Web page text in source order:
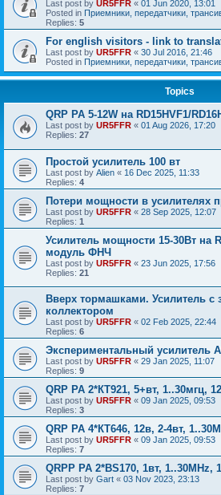
Last post by UR5FFR « 01 Jun 2020, 13:01
Posted in Приемники, передатчики,
Replies: 5
For english visitors - link to
Last post by UR5FFR « 30 Jul 2016, 21:46
Posted in Приемники, передатчики,
Topics
QRP PA 5-12W на RD15HVF1/
Last post by UR5FFR « 01 Aug 2026, 17:20
Replies: 27
Простой усилитель 100 вт
Last post by Alien « 16 Dec 2025, 11:33
Replies: 4
Потери мощности в усилителях
Last post by UR5FFR « 28 Sep 2025, 12:07
Replies: 1
Усилитель мощности 15-30Вт на
модуль ФНЧ
Last post by UR5FFR « 23 Jun 2025, 17:56
Replies: 21
Вверх тормашками. Усилитель с
коллектором
Last post by UR5FFR « 02 Feb 2025, 22:44
Replies: 6
Экспериментальный усилитель
Last post by UR5FFR « 29 Jan 2025, 11:07
Replies: 9
QRP PA 2*КТ921, 5+вт, 1..30мгц,
Last post by UR5FFR « 09 Jan 2025, 09:53
Replies: 3
QRP PA 4*КТ646, 12в, 2-4вт,
Last post by UR5FFR « 09 Jan 2025, 09:53
Replies: 7
QRPP PA 2*BS170, 1вт, 1..30MHz,
Last post by Gart « 03 Nov 2023, 23:13
Replies: 7